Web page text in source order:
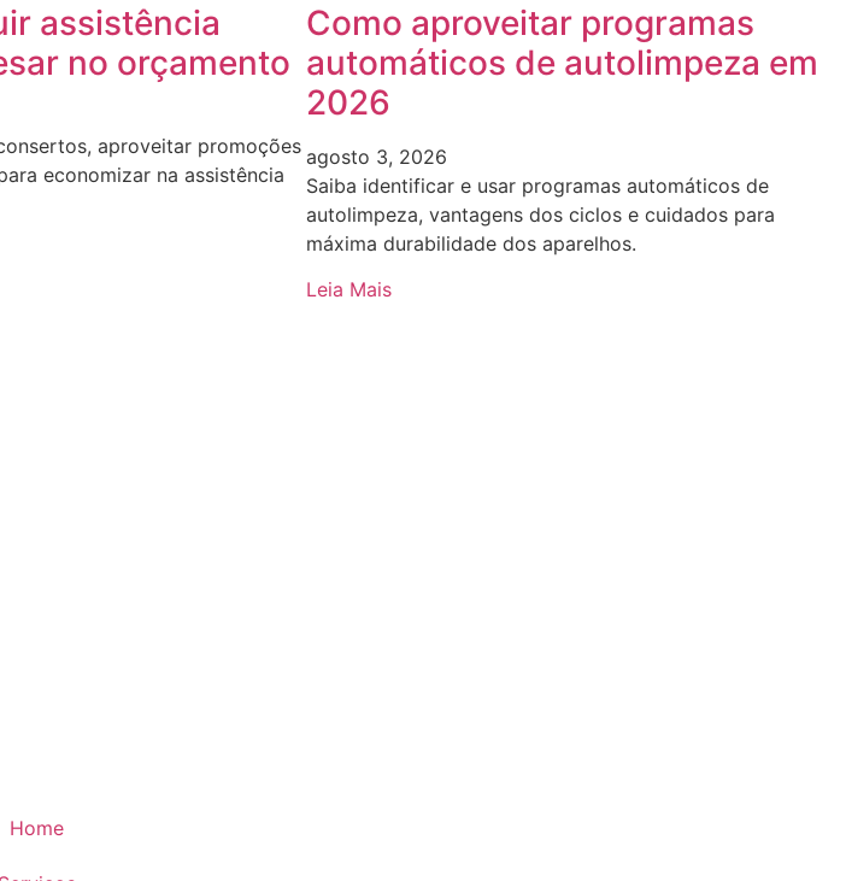
assistência
no orçamento
aproveitar promoções
economizar na assistência
Como aproveitar programas
automáticos de autolimpeza em
2026
agosto 3, 2026
Saiba identificar e usar programas automáticos de
autolimpeza, vantagens dos ciclos e cuidados para
máxima durabilidade dos aparelhos.
Leia Mais
Home